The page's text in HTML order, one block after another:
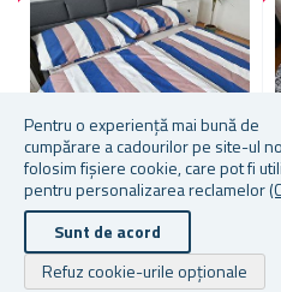
Pentru o experiență mai bună de
cumpărare a cadourilor pe site-ul
folosim fișiere cookie, care pot fi
pentru personalizarea reclamelor
Sunt de acord
Refuz cookie-urile opționale
LENJERIE DE PAT DIN
BUMBAC - DUNGI
COLORATE